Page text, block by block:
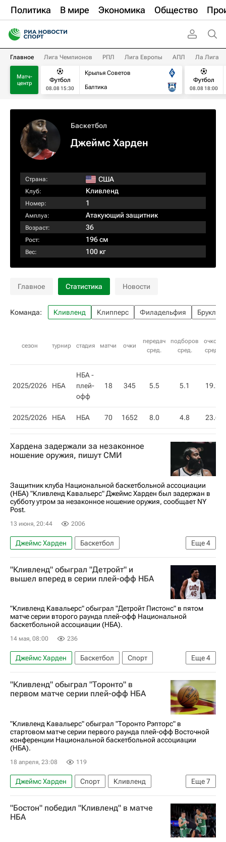
Политика В мире Экономика Общество
Главное Лига Чемпионов РПЛ Лига Европы АПЛ Ла Лига
Матч-
центр
Футбол
08.08 15:30
Крылья Советов
Балтика
Футбол
08.08 18:00
Баскетбол
Джеймс Харден
Страна: США
Клуб: Кливленд
Номер: 1
Амплуа: Атакующий защитник
Возраст: 36
Рост: 196 см
Вес: 100 кг
Главное Статистика Новости
Команда: Кливленд Клипперс Филадельфия Бруклин
сезон турнир стадия матчи очки
передач
сред.
подборов
сред.
очков
сред.
2025/2026 НБА
НБА -
плей-
офф
18 345 5.5 5.1 19.2
2025/2026 НБА НБА 70 1652 8.0 4.8 23.6
Хардена задержали за незаконное
ношение оружия, пишут СМИ
Защитник клуба Национальной баскетбольной ассоциации
(НБА) "Кливленд Кавальерс" Джеймс Харден был задержан в
субботу утром за незаконное ношение оружия, сообщает NY
Post.
13 июня, 20:44 2006
Еще4
Джеймс Харден
Баскетбол
Кливленд Кавальерс
Оклахома-Сити Тандер
Хьюстон Рокетс
НБА
"Кливленд" обыграл "Детройт" и
вышел вперед в серии плей-офф НБА
"Кливленд Кавальерс" обыграл "Детройт Пистонс" в пятом
матче серии второго раунда плей-офф Национальной
баскетбольной ассоциации (НБА).
14 мая, 08:00 236
Еще4
Джеймс Харден Баскетбол
Спорт
Кейд Каннингем
Джарретт Аллен
Кливленд Кавальерс
Детройт Пистонс
"Кливленд" обыграл "Торонто" в
первом матче серии плей-офф НБА
"Кливленд Кавальерс" обыграл "Торонто Рэпторс" в
стартовом матче серии первого раунда плей-офф Восточной
конференции Национальной баскетбольной ассоциации
(НБА).
18 апреля, 23:08 119
Еще7
Джеймс Харден Спорт
Кливленд
Ларри Берд
Ар Джей Барретт
Донован Митчелл
Торонто Рэпторс
Баскетбол
"Бостон" победил "Кливленд" в матче
НБА